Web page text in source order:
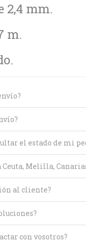
2,4 mm.
m.
el estado de mi
Ceuta, Melilla,
al cliente?
con vosotros?